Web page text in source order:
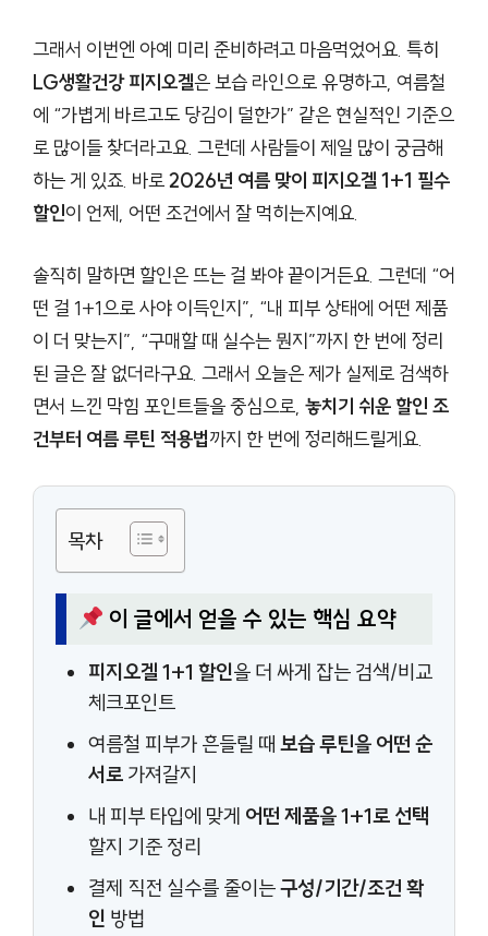
그래서 이번엔 아예 미리 준비하려고 마음먹었어요. 특히
LG생활건강 피지오겔은 보습 라인으로 유명하고, 여름철
에 “가볍게 바르고도 당김이 덜한가” 같은 현실적인 기준으
로 많이들 찾더라고요. 그런데 사람들이 제일 많이 궁금해
하는 게 있죠. 바로2026년 여름 맞이 피지오겔 1+1 필수
할인이 언제, 어떤 조건에서 잘 먹히는지예요.
솔직히 말하면 할인은 뜨는 걸 봐야 끝이거든요. 그런데 “어
떤 걸 1+1으로 사야 이득인지”, “내 피부 상태에 어떤 제품
이 더 맞는지”, “구매할 때 실수는 뭔지”까지 한 번에 정리
된 글은 잘 없더라구요. 그래서 오늘은 제가 실제로 검색하
면서 느낀 막힘 포인트들을 중심으로, 놓치기 쉬운 할인 조
건부터 여름 루틴 적용법까지 한 번에 정리해드릴게요.
목차
이 글에서 얻을 수 있는 핵심 요약
피지오겔 1+1 할인을 더 싸게 잡는 검색/비교
체크포인트
여름철 피부가 흔들릴 때 보습 루틴을 어떤 순
서로가져갈지
내 피부 타입에 맞게 어떤 제품을 1+1로 선택
할지 기준 정리
결제 직전 실수를 줄이는구성/기간/조건 확
인 방법